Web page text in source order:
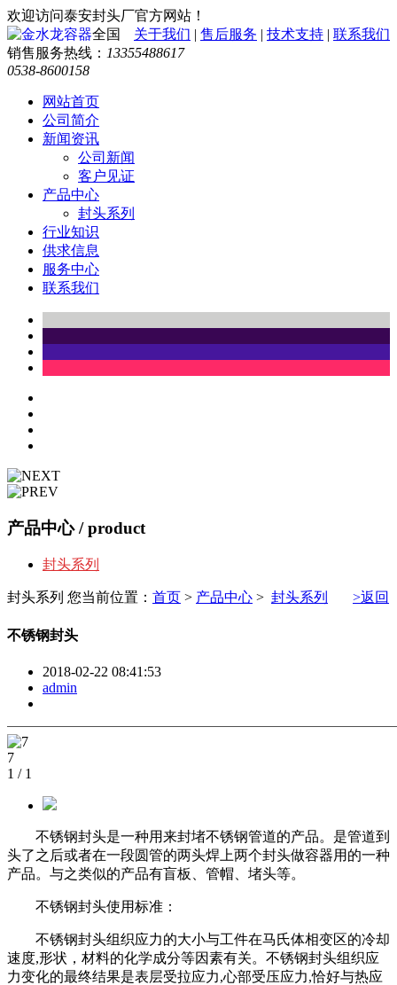
欢迎访问泰安封头厂官方网站！
关于我们 | 售后服务 | 技术支持 | 联系我们
全国
销售服务热线： 13355488617
0538-8600158
网站首页
公司简介
新闻资讯
公司新闻
客户见证
产品中心
封头系列
行业知识
供求信息
服务中心
联系我们
产品中心/ product
封头系列
封头系列 您当前位置： 首页 > 产品中心 > 封头系列 >返回
不锈钢封头
2018-02-22 08:41:53
admin
7
1 / 1
不锈钢封头是一种用来封堵不锈钢管道的产品。是管道到
头了之后或者在一段圆管的两头焊上两个封头做容器用的一种
产品。与之类似的产品有盲板、管帽、堵头等。
不锈钢封头使用标准：
不锈钢封头组织应力的大小与工件在马氏体相变区的冷却
速度,形状，材料的化学成分等因素有关。不锈钢封头组织应
力变化的最终结果是表层受拉应力,心部受压应力,恰好与热应